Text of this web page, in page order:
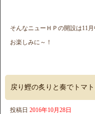
そんなニューＨＰの開設は11
お楽しみに～！
戻り鰹の炙りと奏でトマ
投稿日 2016年10月28日